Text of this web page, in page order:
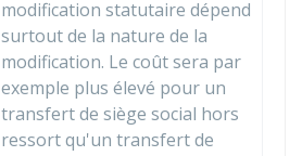
modification statutaire dépend
surtout de la nature de la
modification. Le coût sera par
exemple plus élevé pour un
transfert de siège social hors
ressort qu'un transfert de